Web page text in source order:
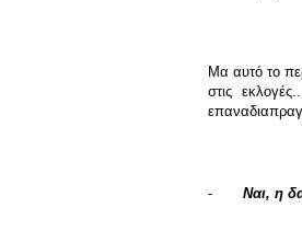
Μα αυτό το
στις
- Ναι, η